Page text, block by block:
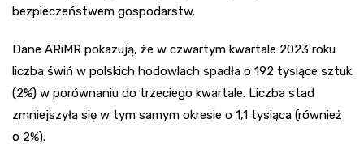
bezpieczeństwem gospodarstw.
Dane ARiMR pokazują, że w czwartym kwartale 2023 roku
liczba świń w polskich hodowlach spadła o 192 tysiące sztuk
(2%) w porównaniu do trzeciego kwartale. Liczba stad
zmniejszyła się w tym samym okresie o 1,1 tysiąca (również
o 2%).